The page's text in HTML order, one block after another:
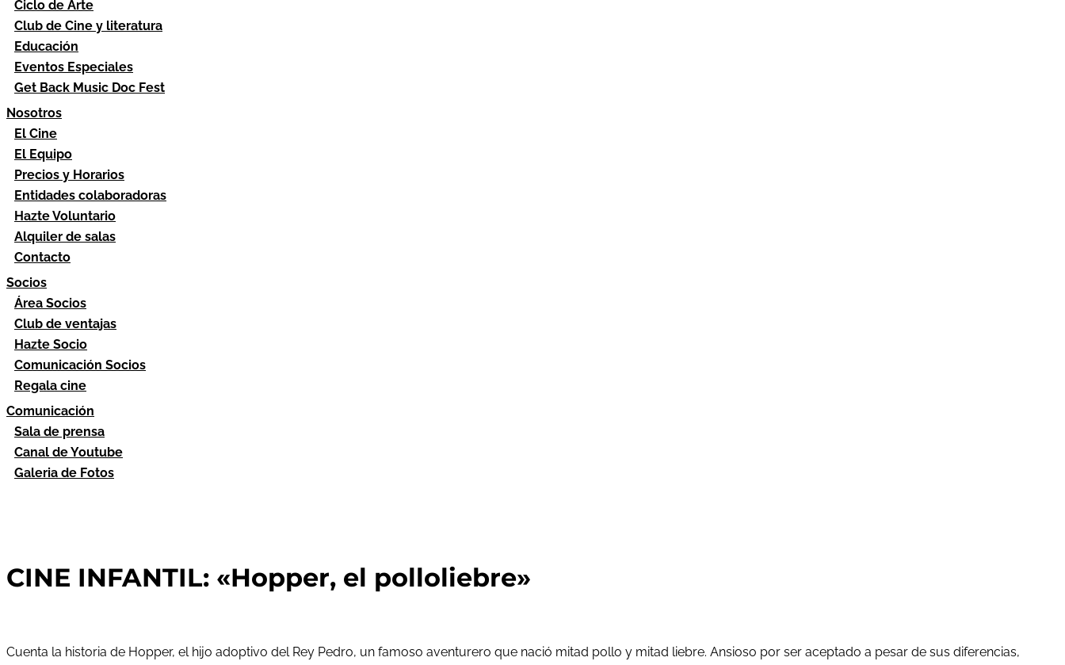
Ciclo de Arte
Club de Cine y literatura
Educación
Eventos Especiales
Get Back Music Doc Fest
Nosotros
El Cine
El Equipo
Precios y Horarios
Entidades colaboradoras
Hazte Voluntario
Alquiler de salas
Contacto
Socios
Área Socios
Club de ventajas
Hazte Socio
Comunicación Socios
Regala cine
Comunicación
Sala de prensa
Canal de Youtube
Galeria de Fotos
CINE INFANTIL: «Hopper, el polloliebre»
Cuenta la historia de Hopper, el hijo adoptivo del Rey Pedro, un famoso aventurero que nació mitad pollo y mitad liebre. Ansioso por ser aceptado a pesar de sus diferencias,